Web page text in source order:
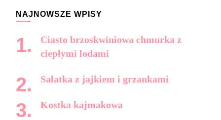
NAJNOWSZE WPISY
Ciasto brzoskwiniowa chmurka z
ciepłymi lodami
Sałatka z jajkiem i grzankami
Kostka kajmakowa